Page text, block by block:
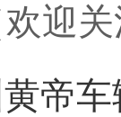
欢迎
帝